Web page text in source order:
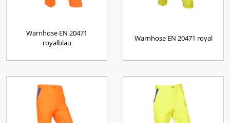
Warnhose EN 20471
royalblau
Warnhose EN 20471 royal